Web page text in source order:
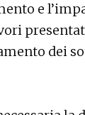
e
dei